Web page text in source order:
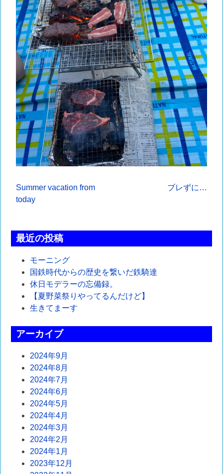
投
ビ
ゲ
ー
シ
ン
Summer vacation from
today
ブレずに…
最近の投稿
モーニング
国鉄時代からの歴史を繋いだ鉄騎達
休日モデラーの忘備録。
【夏野菜祭りやってるんだけど】
生きてまーす
アーカイブ
2024年9月
2024年8月
2024年7月
2024年6月
2024年5月
2024年4月
2024年3月
2024年2月
2024年1月
2023年12月